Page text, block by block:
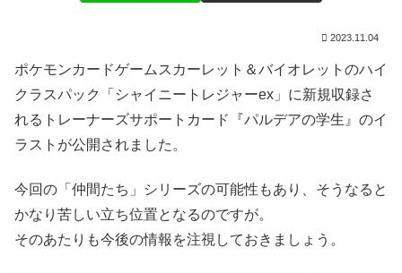
2023.11.04
ポケモンカードゲームスカーレット＆バイオレットのハイ
クラスパック「シャイニートレジャーex」に新規収録さ
れるトレーナーズサポートカード『パルデアの学生』のイ
ラストが公開されました。
今回の「仲間たち」シリーズの可能性もあり、そうなると
かなり苦しい立ち位置となるのですが。
そのあたりも今後の情報を注視しておきましょう。